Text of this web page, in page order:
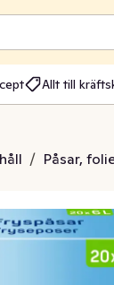
Allt till
/ Påsar,